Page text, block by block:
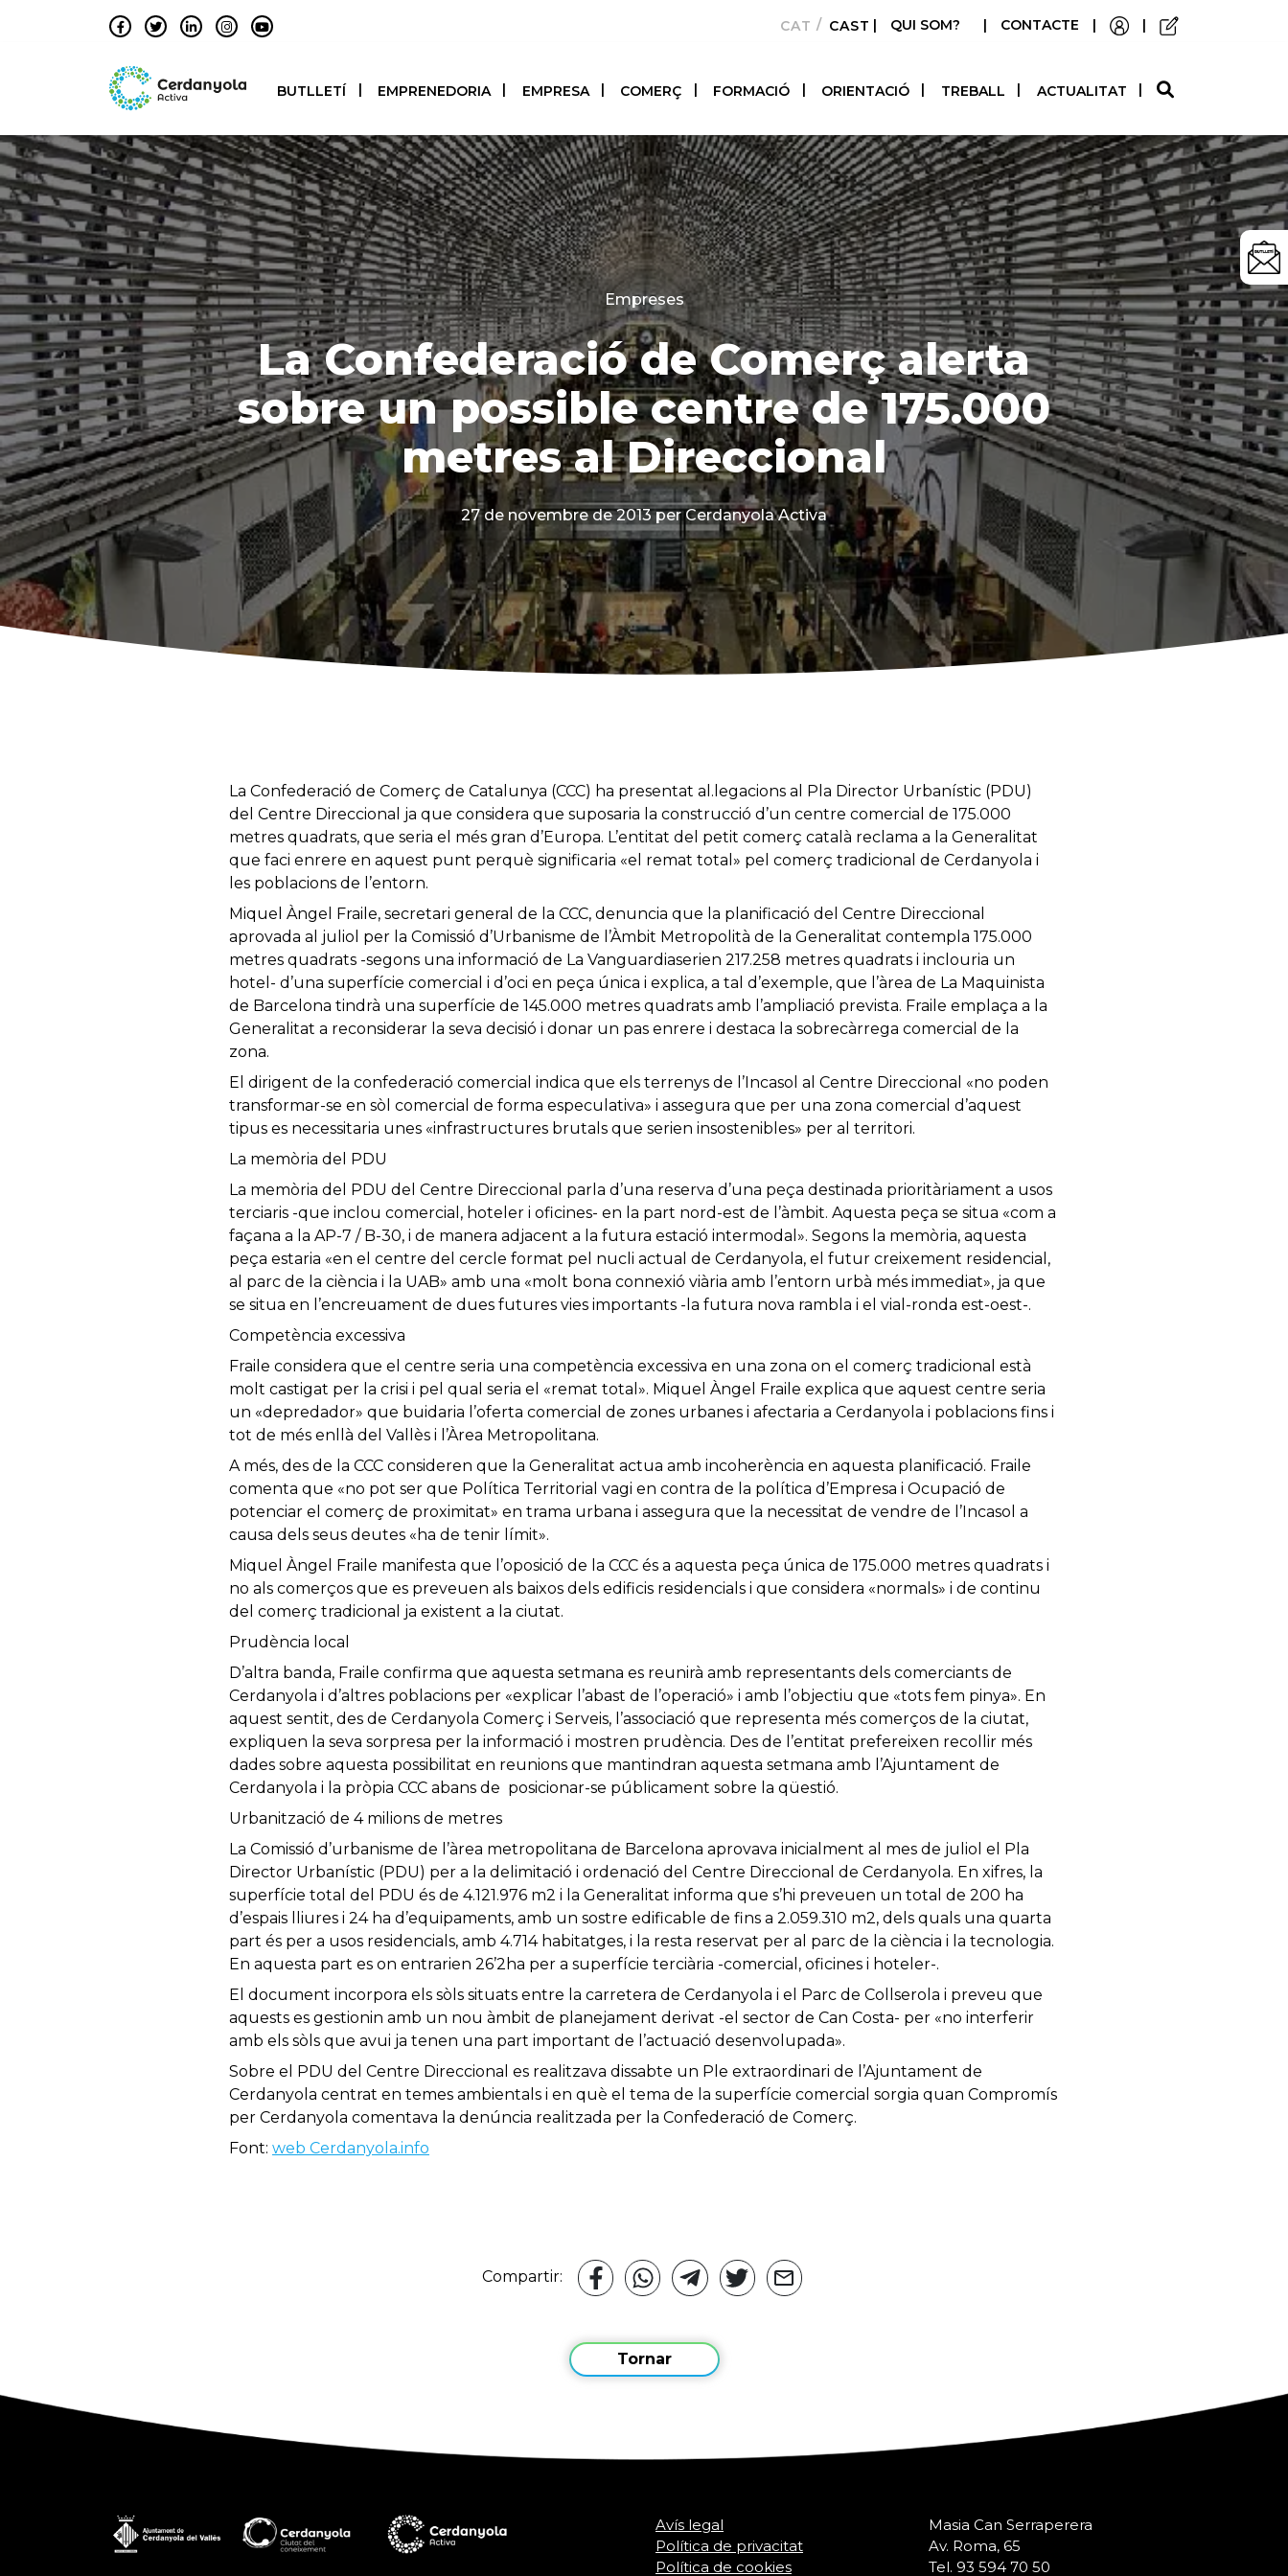
CATALÀCASTELLANO
| QUI SOM? | CONTACTE | |
BUTLLETÍ EMPRENEDORIA EMPRESA COMERÇ FORMACIÓ ORIENTACIÓ TREBALL ACTUALITAT
Categories
Empreses
La Confederació de Comerç alerta
sobre un possible centre de 175.000
metres al Direccional
27 de novembre de 2013 per Cerdanyola Activa
La Confederació de Comerç de Catalunya (CCC) ha presentat al.legacions al Pla Director Urbanístic (PDU)
del Centre Direccional ja que considera que suposaria la construcció d’un centre comercial de 175.000
metres quadrats, que seria el més gran d’Europa. L’entitat del petit comerç català reclama a la Generalitat
que faci enrere en aquest punt perquè significaria «el remat total» pel comerç tradicional de Cerdanyola i
les poblacions de l’entorn.
Miquel Àngel Fraile, secretari general de la CCC, denuncia que la planificació del Centre Direccional
aprovada al juliol per la Comissió d’Urbanisme de l’Àmbit Metropolità de la Generalitat contempla 175.000
metres quadrats -segons una informació de La Vanguardiaserien 217.258 metres quadrats i inclouria un
hotel- d’una superfície comercial i d’oci en peça única i explica, a tal d’exemple, que l’àrea de La Maquinista
de Barcelona tindrà una superfície de 145.000 metres quadrats amb l’ampliació prevista. Fraile emplaça a la
Generalitat a reconsiderar la seva decisió i donar un pas enrere i destaca la sobrecàrrega comercial de la
zona.
El dirigent de la confederació comercial indica que els terrenys de l’Incasol al Centre Direccional «no poden
transformar-se en sòl comercial de forma especulativa» i assegura que per una zona comercial d’aquest
tipus es necessitaria unes «infrastructures brutals que serien insostenibles» per al territori.
La memòria del PDU
La memòria del PDU del Centre Direccional parla d’una reserva d’una peça destinada prioritàriament a usos
terciaris -que inclou comercial, hoteler i oficines- en la part nord-est de l’àmbit. Aquesta peça se situa «com a
façana a la AP-7 / B-30, i de manera adjacent a la futura estació intermodal». Segons la memòria, aquesta
peça estaria «en el centre del cercle format pel nucli actual de Cerdanyola, el futur creixement residencial,
al parc de la ciència i la UAB» amb una «molt bona connexió viària amb l’entorn urbà més immediat», ja que
se situa en l’encreuament de dues futures vies importants -la futura nova rambla i el vial-ronda est-oest-.
Competència excessiva
Fraile considera que el centre seria una competència excessiva en una zona on el comerç tradicional està
molt castigat per la crisi i pel qual seria el «remat total». Miquel Àngel Fraile explica que aquest centre seria
un «depredador» que buidaria l’oferta comercial de zones urbanes i afectaria a Cerdanyola i poblacions fins i
tot de més enllà del Vallès i l’Àrea Metropolitana.
A més, des de la CCC consideren que la Generalitat actua amb incoherència en aquesta planificació. Fraile
comenta que «no pot ser que Política Territorial vagi en contra de la política d’Empresa i Ocupació de
potenciar el comerç de proximitat» en trama urbana i assegura que la necessitat de vendre de l’Incasol a
causa dels seus deutes «ha de tenir límit».
Miquel Àngel Fraile manifesta que l’oposició de la CCC és a aquesta peça única de 175.000 metres quadrats i
no als comerços que es preveuen als baixos dels edificis residencials i que considera «normals» i de continu
del comerç tradicional ja existent a la ciutat.
Prudència local
D’altra banda, Fraile confirma que aquesta setmana es reunirà amb representants dels comerciants de
Cerdanyola i d’altres poblacions per «explicar l’abast de l’operació» i amb l’objectiu que «tots fem pinya». En
aquest sentit, des de Cerdanyola Comerç i Serveis, l’associació que representa més comerços de la ciutat,
expliquen la seva sorpresa per la informació i mostren prudència. Des de l’entitat prefereixen recollir més
dades sobre aquesta possibilitat en reunions que mantindran aquesta setmana amb l’Ajuntament de
Cerdanyola i la pròpia CCC abans de posicionar-se públicament sobre la qüestió.
Urbanització de 4 milions de metres
La Comissió d’urbanisme de l’àrea metropolitana de Barcelona aprovava inicialment al mes de juliol el Pla
Director Urbanístic (PDU) per a la delimitació i ordenació del Centre Direccional de Cerdanyola. En xifres, la
superfície total del PDU és de 4.121.976 m2 i la Generalitat informa que s’hi preveuen un total de 200 ha
d’espais lliures i 24 ha d’equipaments, amb un sostre edificable de fins a 2.059.310 m2, dels quals una quarta
part és per a usos residencials, amb 4.714 habitatges, i la resta reservat per al parc de la ciència i la tecnologia.
En aquesta part es on entrarien 26’2ha per a superfície terciària -comercial, oficines i hoteler-.
El document incorpora els sòls situats entre la carretera de Cerdanyola i el Parc de Collserola i preveu que
aquests es gestionin amb un nou àmbit de planejament derivat -el sector de Can Costa- per «no interferir
amb els sòls que avui ja tenen una part important de l’actuació desenvolupada».
Sobre el PDU del Centre Direccional es realitzava dissabte un Ple extraordinari de l’Ajuntament de
Cerdanyola centrat en temes ambientals i en què el tema de la superfície comercial sorgia quan Compromís
per Cerdanyola comentava la denúncia realitzada per la Confederació de Comerç.
Font: web Cerdanyola.info
Compartir:
Tornar
Avís legal
Política de privacitat
Política de cookies
Masia Can Serraperera
Av. Roma, 65
Tel. 93 594 70 50